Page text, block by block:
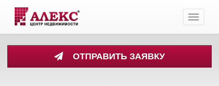
ОТПРАВИТЬ ЗАЯВКУ
Toggle